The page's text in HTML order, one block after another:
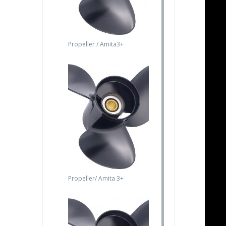
Propeller / Amita3+
Propeller/ Amita 3+